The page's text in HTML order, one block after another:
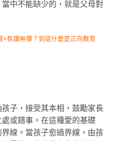
中不能缺少的，就是父母對
有讚無彈？到底什麼是正向教育
子，接受其本相，鼓勵家長
或錯事。在這種愛的基礎
線。當孩子愈過界線，由孩